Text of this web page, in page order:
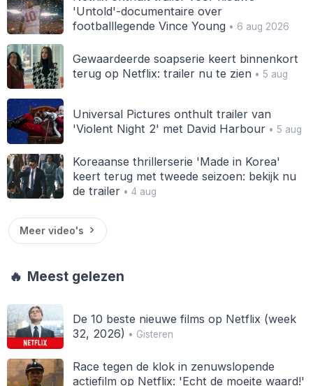
'Untold'-documentaire over
footballlegende Vince Young• 6 aug 2026
Gewaardeerde soapserie keert binnenkort
terug op Netflix: trailer nu te zien• 5 aug
Universal Pictures onthult trailer van
'Violent Night 2' met David Harbour• 5 aug
Koreaanse thrillerserie 'Made in Korea'
keert terug met tweede seizoen: bekijk nu
de trailer• 4 aug
Meer video's
🔥 Meest gelezen
De 10 beste nieuwe films op Netflix (week
32, 2026) • Gisteren
Race tegen de klok in zenuwslopende
actiefilm op Netflix: 'Echt de moeite waard!'